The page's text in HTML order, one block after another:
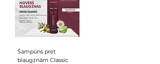
Šampūns pret
blaugznām Classic